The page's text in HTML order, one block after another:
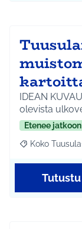
IDEAN
olevista
Etenee jatkoon
Rajaa tulokset
Koko Tuusula
Tutustu